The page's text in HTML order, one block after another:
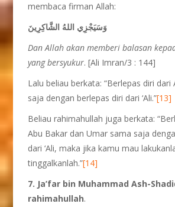
membaca firman Allah:
وَسَيَجْزِي اللهُ الشَّاكِرِينَ
Dan Allah akan memberi balasan
yang bersyukur. [Ali Imran/3 : 144]
Lalu beliau berkata: “Berlepas diri dari
saja dengan berlepas diri dari ‘Ali.”[13]
Beliau rahimahullah juga berkata:
Abu Bakar dan Umar sama saja
dari ‘Ali, maka jika kamu mau
tinggalkanlah.”[14]
7. Ja’far bin Muhammad Ash-
rahimahullah.